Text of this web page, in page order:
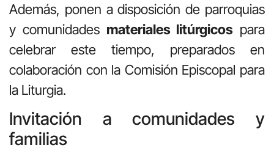
Además, ponen a disposición de parroquias
y comunidades materiales litúrgicos para
celebrar este tiempo, preparados en
colaboración con la Comisión Episcopal para
la Liturgia.
Invitación a comunidades y
familias